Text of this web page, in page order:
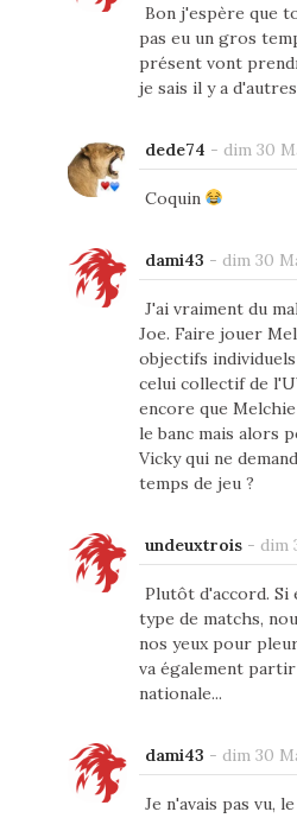
Bon j'espère que
pas eu un gros
présent vont
je sais il y a
dede74 - dim 30
Coquin
dami43 - dim 30
J'ai vraiment du
Joe. Faire jouer
objectifs
celui collectif de
encore que
le banc mais alors
Vicky qui ne
temps de jeu ?
undeuxtrois- dim
Plutôt d'accord. Si
type de matchs,
nos yeux pour
va également
nationale...
dami43 - dim 30
Je n'avais pas vu,